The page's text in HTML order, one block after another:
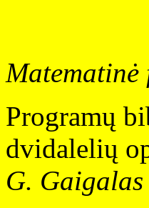
Programų
dvidalelių
G. Gaigalas